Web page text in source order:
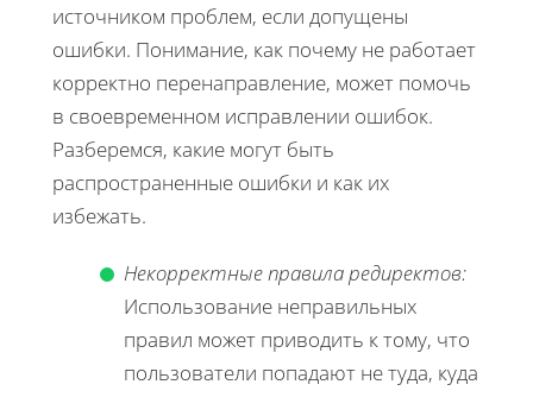
источником проблем, если допущены
ошибки. Понимание, как почему не работает
корректно перенаправление, может помочь
в своевременном исправлении ошибок.
Разберемся, какие могут быть
распространенные ошибки и как их
избежать.
Некорректные правила редиректов:
Использование неправильных
правил может приводить к тому, что
пользователи попадают не туда, куда